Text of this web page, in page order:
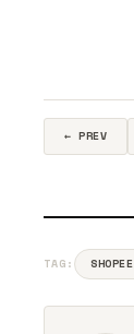
← PREV
TAG: SHOPEE